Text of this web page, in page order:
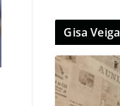
Gisa Veiga